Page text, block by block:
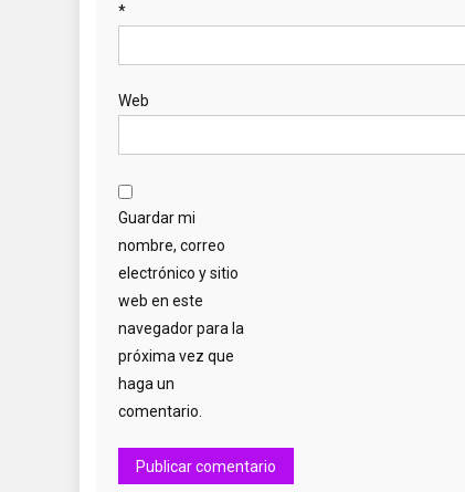
*
Web
Guardar mi
nombre, correo
electrónico y sitio
web en este
navegador para la
próxima vez que
haga un
comentario.